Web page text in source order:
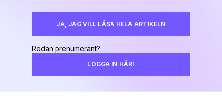
JA, JAG VILL LÄSA HELA ARTIKELN
Redan prenumerant?
LOGGA IN HÄR!